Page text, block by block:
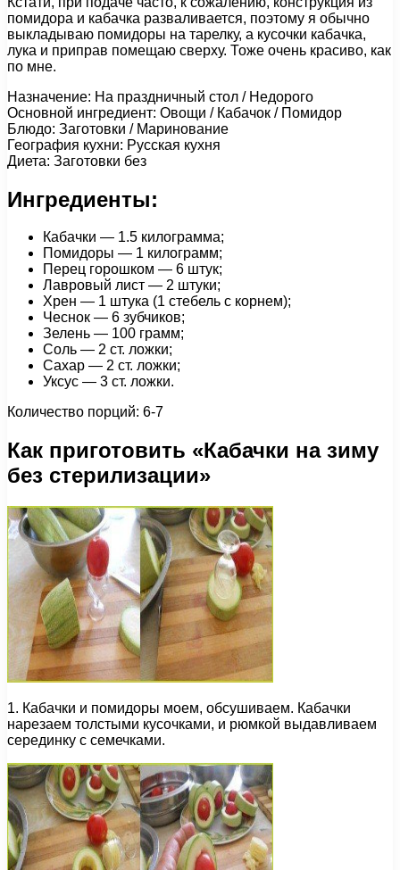
помидора и кабачка разваливается, поэтому я обычно
выкладываю помидоры на тарелку, а кусочки кабачка,
лука и приправ помещаю сверху. Тоже очень красиво, как
по мне.
Назначение: На праздничный стол / Недорого
Основной ингредиент: Овощи / Кабачок / Помидор
Блюдо: Заготовки / Маринование
География кухни: Русская кухня
Диета: Заготовки без
Ингредиенты:
Кабачки — 1.5 килограмма;
Помидоры — 1 килограмм;
Перец горошком — 6 штук;
Лавровый лист — 2 штуки;
Хрен — 1 штука (1 стебель с корнем);
Чеснок — 6 зубчиков;
Зелень — 100 грамм;
Соль — 2 ст. ложки;
Сахар — 2 ст. ложки;
Уксус — 3 ст. ложки.
Количество порций: 6-7
Как приготовить «Кабачки на зиму
без стерилизации»
1. Кабачки и помидоры моем, обсушиваем. Кабачки
нарезаем толстыми кусочками, и рюмкой выдавливаем
серединку с семечками.